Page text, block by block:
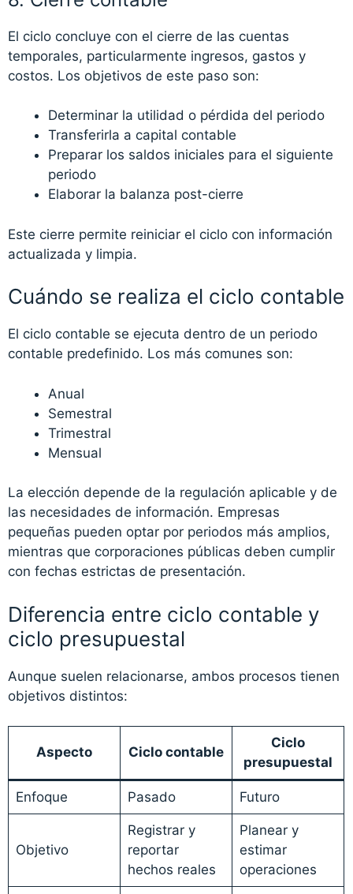
El ciclo concluye con el cierre de las cuentas
temporales, particularmente ingresos, gastos y
costos. Los objetivos de este paso son:
Determinar la utilidad o pérdida del periodo
Transferirla a capital contable
Preparar los saldos iniciales para el siguiente
periodo
Elaborar la balanza post-cierre
Este cierre permite reiniciar el ciclo con información
actualizada y limpia.
Cuándo se realiza el ciclo contable
El ciclo contable se ejecuta dentro de un periodo
contable predefinido. Los más comunes son:
Anual
Semestral
Trimestral
Mensual
La elección depende de la regulación aplicable y de
las necesidades de información. Empresas
pequeñas pueden optar por periodos más amplios,
mientras que corporaciones públicas deben cumplir
con fechas estrictas de presentación.
Diferencia entre ciclo contable y
ciclo presupuestal
Aunque suelen relacionarse, ambos procesos tienen
objetivos distintos:
Aspecto Ciclo contable
Ciclo
presupuestal
Enfoque Pasado Futuro
Objetivo
Registrar y
reportar
hechos reales
Planear y
estimar
operaciones